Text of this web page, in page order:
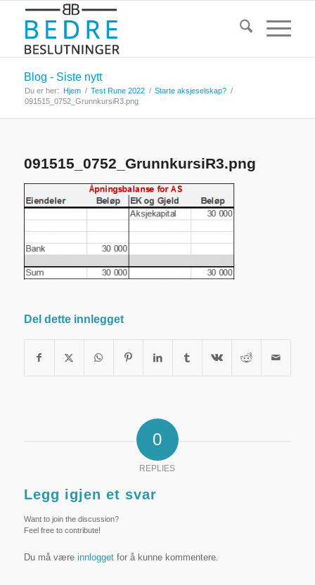
Blog - Siste nytt
Du er her: Hjem / Test Rune 2022 / Starte aksjeselskap? /
091515_0752_GrunnkursiR3.png
091515_0752_GrunnkursiR3.png
Del dette innlegget
0
REPLIES
Legg igjen et svar
Want to join the discussion?
Feel free to contribute!
Du må være innloggetfor å kunne kommentere.